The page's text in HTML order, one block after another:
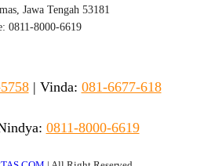
Jawa Tengah 53181
0811-8000-6619
| Vinda: 081-6677-618
0811-8000-6619